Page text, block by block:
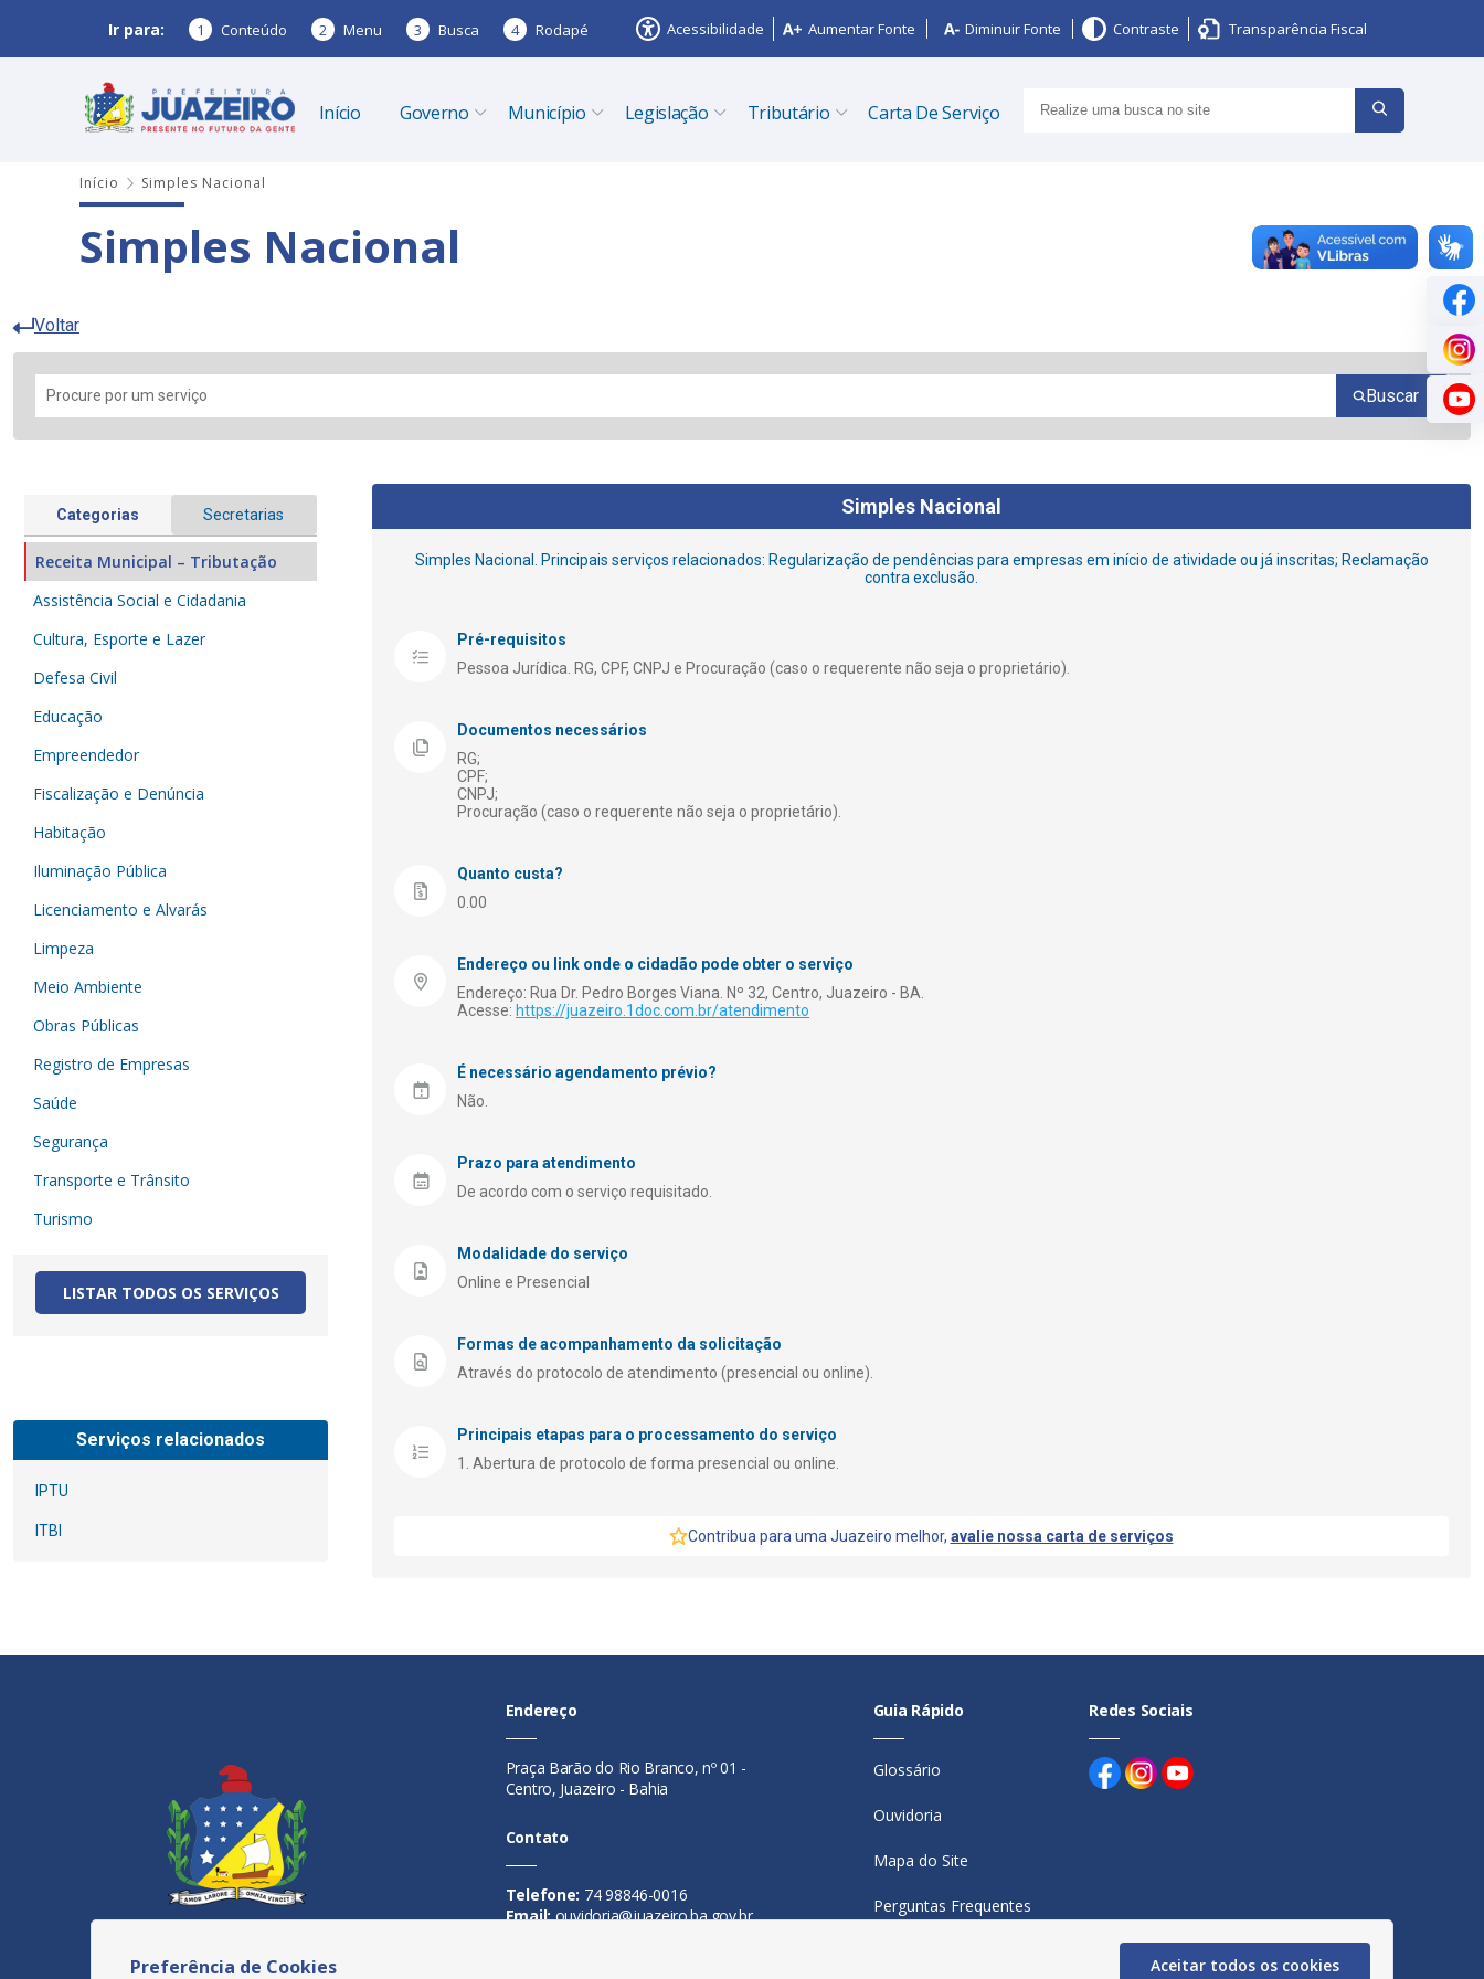
Ir para: 1 Conteúdo 2 Menu 3 Busca 4 Rodapé Acessibilidade Aumentar Fonte Diminuir Fonte Contraste Transparência Fiscal
Início Governo Município Legislação Tributário Carta De Serviço
Início Simples Nacional
Simples Nacional
Voltar
Buscar
Categorias Secretarias
Assistência Social e Cidadania
Cultura, Esporte e Lazer
Defesa Civil
Educação
Empreendedor
Fiscalização e Denúncia
Habitação
Iluminação Pública
Licenciamento e Alvarás
Limpeza
Meio Ambiente
Obras Públicas
Receita Municipal – Tributação
Registro de Empresas
Saúde
Segurança
Transporte e Trânsito
Turismo
LISTAR TODOS OS SERVIÇOS
Simples Nacional
Simples Nacional. Principais serviços relacionados: Regularização de pendências para empresas em início de atividade ou já inscritas; Reclamação
contra exclusão.
Pré-requisitos
Pessoa Jurídica. RG, CPF, CNPJ e Procuração (caso o requerente não seja o proprietário).
Documentos necessários
RG;
CPF;
CNPJ;
Procuração (caso o requerente não seja o proprietário).
Quanto custa?
0.00
Endereço ou link onde o cidadão pode obter o serviço
Endereço: Rua Dr. Pedro Borges Viana. Nº 32, Centro, Juazeiro - BA.
Acesse: https://juazeiro.1doc.com.br/atendimento
É necessário agendamento prévio?
Não.
Prazo para atendimento
De acordo com o serviço requisitado.
Modalidade do serviço
Online e Presencial
Formas de acompanhamento da solicitação
Através do protocolo de atendimento (presencial ou online).
Principais etapas para o processamento do serviço
Abertura de protocolo de forma presencial ou online.
Contribua para uma Juazeiro melhor, avalie nossa carta de serviços
Serviços relacionados
IPTU
ITBI
Endereço
Praça Barão do Rio Branco, nº 01 -
Centro, Juazeiro - Bahia
Contato
Telefone: 74 98846-0016
Email:ouvidoria@juazeiro.ba.gov.br
Guia Rápido
Glossário
Ouvidoria
Mapa do Site
Perguntas Frequentes
Redes Sociais
Preferência de Cookies Aceitar todos os cookies